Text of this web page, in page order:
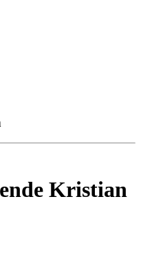
Kristian